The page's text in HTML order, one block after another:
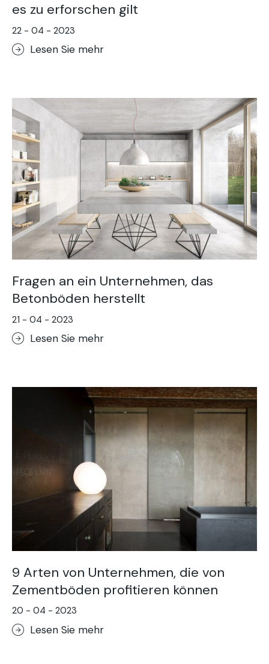
es zu erforschen gilt
22 - 04 - 2023
Lesen Sie mehr
Fragen an ein Unternehmen, das
Betonböden herstellt
21 - 04 - 2023
Lesen Sie mehr
9 Arten von Unternehmen, die von
Zementböden profitieren können
20 - 04 - 2023
Lesen Sie mehr